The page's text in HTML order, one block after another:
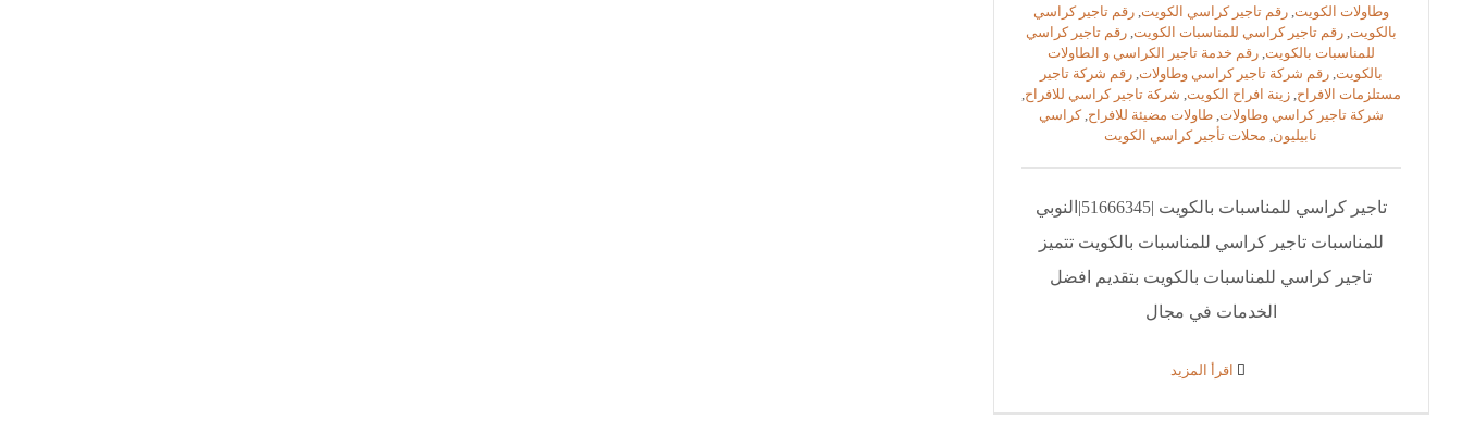
وطاولات الكويت ,رقم تاجير كراسي الكويت ,رقم تاجير كراسي
بالكويت ,رقم تاجير كراسي للمناسبات الكويت ,رقم تاجير كراسي
للمناسبات بالكويت ,رقم خدمة تاجير الكراسي و الطاولات
بالكويت ,رقم شركة تاجير كراسي وطاولات ,رقم شركة تاجير
مستلزمات الافراح ,زينة افراح الكويت شركة تاجير كراسي للافراح
شركة تاجير كراسي وطاولات ,طاولات مضيئة للافراح ,كراسي
نابيليون محلات تأجير كراسي الكويت
تاجير كراسي للمناسبات بالكويت |51666345|النوبي
للمناسبات تاجير كراسي للمناسبات بالكويت تتميز
تاجير كراسي للمناسبات بالكويت بتقديم افضل
الخدمات في مجال